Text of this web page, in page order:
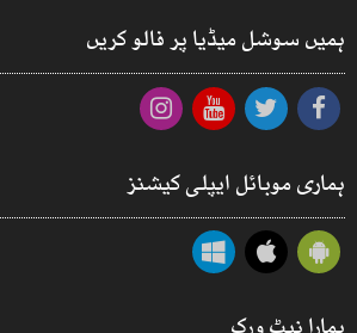
ہمیں سوشل میڈیا پر فالو کریں
ہماری موبائل ایپلی کیشنز